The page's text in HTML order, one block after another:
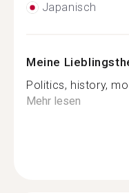
Japanisch
Meine
Politics, history,
Mehr lesen